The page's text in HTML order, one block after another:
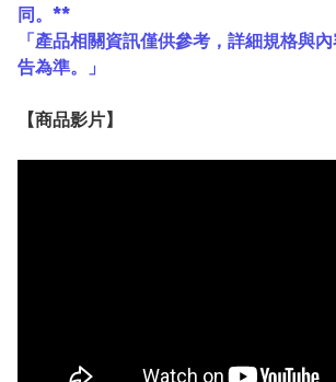
同。**
「產品相關資訊僅供參考，詳細規格與
告為準。」
【商品影片】